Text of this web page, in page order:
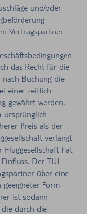
und/oder
Vertragspartner
das Recht für die
nach Buchung die
einer zeitlich
gewährt werden,
ursprünglich
Preis als der
verlangt
Fluggesellschaft hat
Der TUI
über eine
Form
ist sodann
durch die